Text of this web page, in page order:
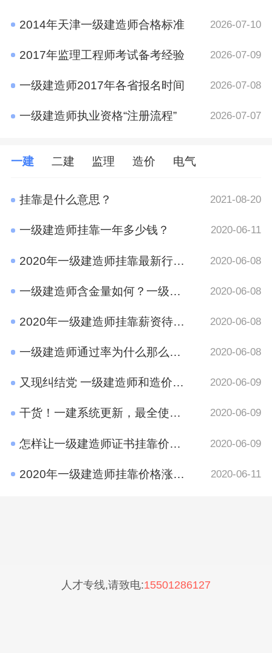
2014年天津一级建造师合格标准 2026-07-10
2017年监理工程师考试备考经验 2026-07-09
一级建造师2017年各省报名时间 2026-07-08
一级建造师执业资格“注册流程” 2026-07-07
一建 二建 监理 造价 电气
挂靠是什么意思？ 2021-08-20
一级建造师挂靠一年多少钱？ 2020-06-11
2020年一级建造师挂靠最新行情 竟然是这样 2020-06-08
一级建造师含金量如何？一级建造师挂靠前景 2020-06-08
2020年一级建造师挂靠薪资待遇如何？ 2020-06-08
一级建造师通过率为什么那么低?原因有哪些呢？ 2020-06-08
又现纠结党 一级建造师和造价工程师考哪个好？ 2020-06-09
干货！一建系统更新，最全使用攻略在这里 2020-06-09
怎样让一级建造师证书挂靠价格​更高？ 2020-06-09
2020年一级建造师挂靠价格涨了吗？ 2020-06-11
人才专线,请致电:15501286127